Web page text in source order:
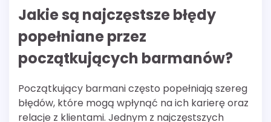
Jakie są najczęstsze błędy
popełniane przez
początkujących barmanów?
Początkujący barmani często popełniają szereg
błędów, które mogą wpłynąć na ich karierę oraz
relacje z klientami. Jednym z najczęstszych